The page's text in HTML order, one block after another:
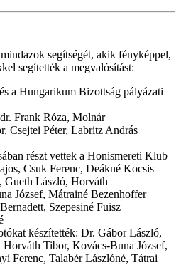
segítségét, akik fényképpel,
segítették a megvalósítást:
a Hungarikum Bizottság pályázati
Frank Róza, Molnár
Csejtei Péter, Labritz András
részt vettek a Honismereti Klub
Csuk Ferenc, Deákné Kocsis
Gueth László, Horváth
József, Mátrainé Bezenhoffer
Szepesiné Fuisz
készítették: Dr. Gábor László,
Tibor, Kovács-Buna József,
Ferenc, Talabér Lászlóné, Tátrai